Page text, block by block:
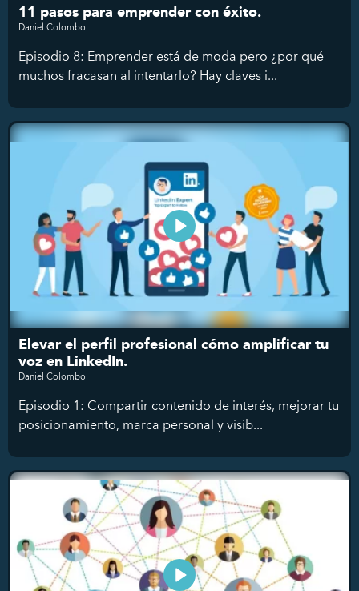
11 pasos para emprender con éxito.
Daniel Colombo
Episodio 8: Emprender está de moda pero ¿por qué
muchos fracasan al intentarlo? Hay claves i...
Elevar el perfil profesional cómo amplificar tu
voz en LinkedIn.
Daniel Colombo
Episodio 1: Compartir contenido de interés, mejorar tu
posicionamiento, marca personal y visib...